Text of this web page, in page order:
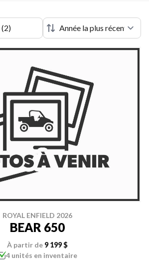
(2)
ROYAL ENFIELD 2026
BEAR 650
À partir de 9 199 $
4 unités en inventaire